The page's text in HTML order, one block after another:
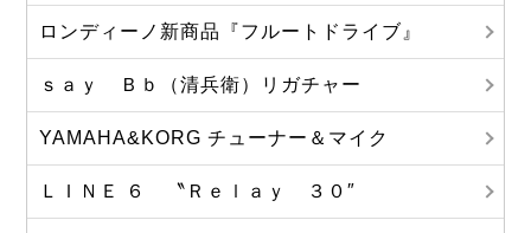
ロンディーノ新商品『フルートドライブ』
ｓａｙ Ｂｂ（清兵衛）リガチャー
YAMAHA&KORG チューナー＆マイク
ＬＩＮＥ ６ 〝Ｒｅｌａｙ ３０″